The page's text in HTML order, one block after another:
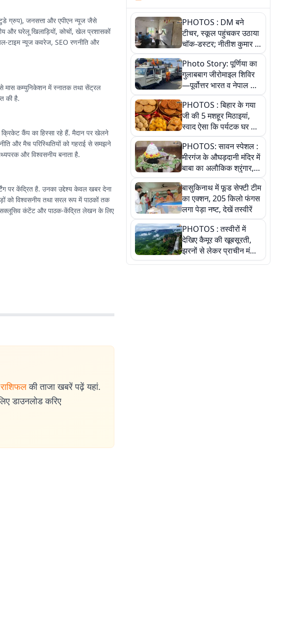
ग्रुप), जनसत्ता और एपीएन न्यूज जैसे
और घरेलू खिलाड़ियों, कोचों, खेल प्रशासकों
टाइम न्यूज कवरेज, SEO रणनीति और
कम्युनिकेशन में स्नातक तथा सेंट्रल
की है.
कैंप का हिस्सा रहे हैं. मैदान पर खेलने
और मैच परिस्थितियों को गहराई से समझने
और विश्वसनीय बनाता है.
पर केंद्रित है. उनका उद्देश्य केवल खबर देना
को विश्वसनीय तथा सरल रूप में पाठकों तक
कंटेंट और पाठक-केंद्रित लेखन के लिए
राशिफल की ताजा खबरें पढ़ें यहां.
डाउनलोड करिए
PHOTOS : DM बने
टीचर, स्कूल पहुंचकर उठाया
चॉक-डस्टर; नीतीश कुमार के
इस चहेते अधिकारी को
जानिए
Photo Story: पूर्णिया का
गुलाबबाग जीरोमाइल शिविर
—पूर्वोत्तर भारत व नेपाल के
कांवरियों का प्रमुख सेवा धाम
PHOTOS : बिहार के गया
जी की 5 मशहूर मिठाइयां,
स्वाद ऐसा कि पर्यटक घर ले
जाना नहीं भूलते, तस्वीरों में
देखें
PHOTOS: सावन स्पेशल :
मीरगंज के औघड़दानी मंदिर में
बाबा का अलौकिक श्रृंगार,
तस्वीरों में देखें महादेव के कई
मनमोहक स्वरूप
बासुकिनाथ में फूड सेफ्टी टीम
का एक्शन, 205 किलो फंगस
लगा पेड़ा नष्ट, देखें तस्वीरें
PHOTOS : तस्वीरों में
देखिए कैमूर की खूबसूरती,
झरनों से लेकर प्राचीन मंदिरों
तक प्रकृति और आस्था का